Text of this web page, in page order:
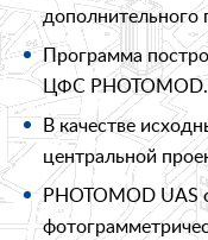
дополнительного
Программа
ЦФС PHOTOMOD.
В качестве
центральной
PHOTOMOD UAS